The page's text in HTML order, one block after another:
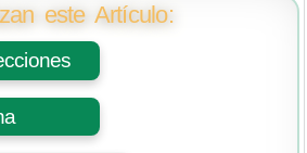
este Artículo: